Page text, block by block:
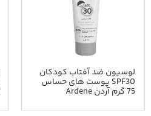
لوسیون ضد آفتاب کودکان
SPF30 پوست های حساس
75 گرم آردن Ardene